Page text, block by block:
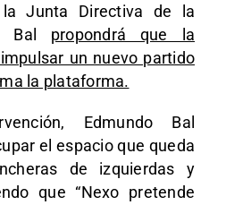
Junta Directiva de la
Bal propondrá que la
un nuevo partido
la plataforma.
Edmundo Bal
el espacio que queda
de izquierdas y
que “Nexo pretende